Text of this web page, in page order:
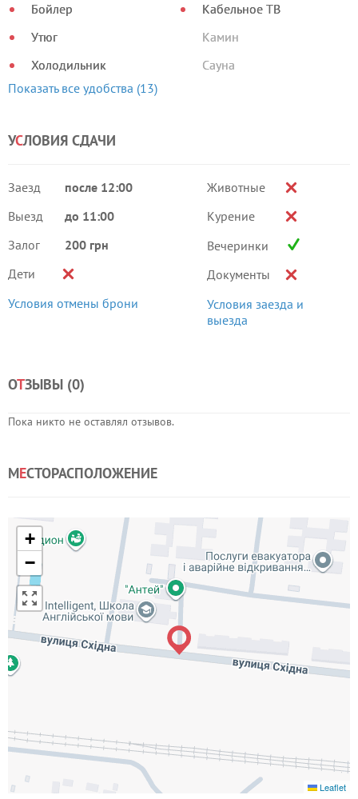
Бойлер
Утюг
Холодильник
Кабельное ТВ
Камин
Сауна
Показать все удобства (13)
УСЛОВИЯ СДАЧИ
Заезд
после 12:00
Выезд
до 11:00
Залог
200 грн
Дети
Условия отмены брони
Животные
Курение
Вечеринки
Документы
Условия заезда и
выезда
ОТЗЫВЫ (0)
Пока никто не оставлял отзывов.
МЕСТОРАСПОЛОЖЕНИЕ
+
−
Leaflet